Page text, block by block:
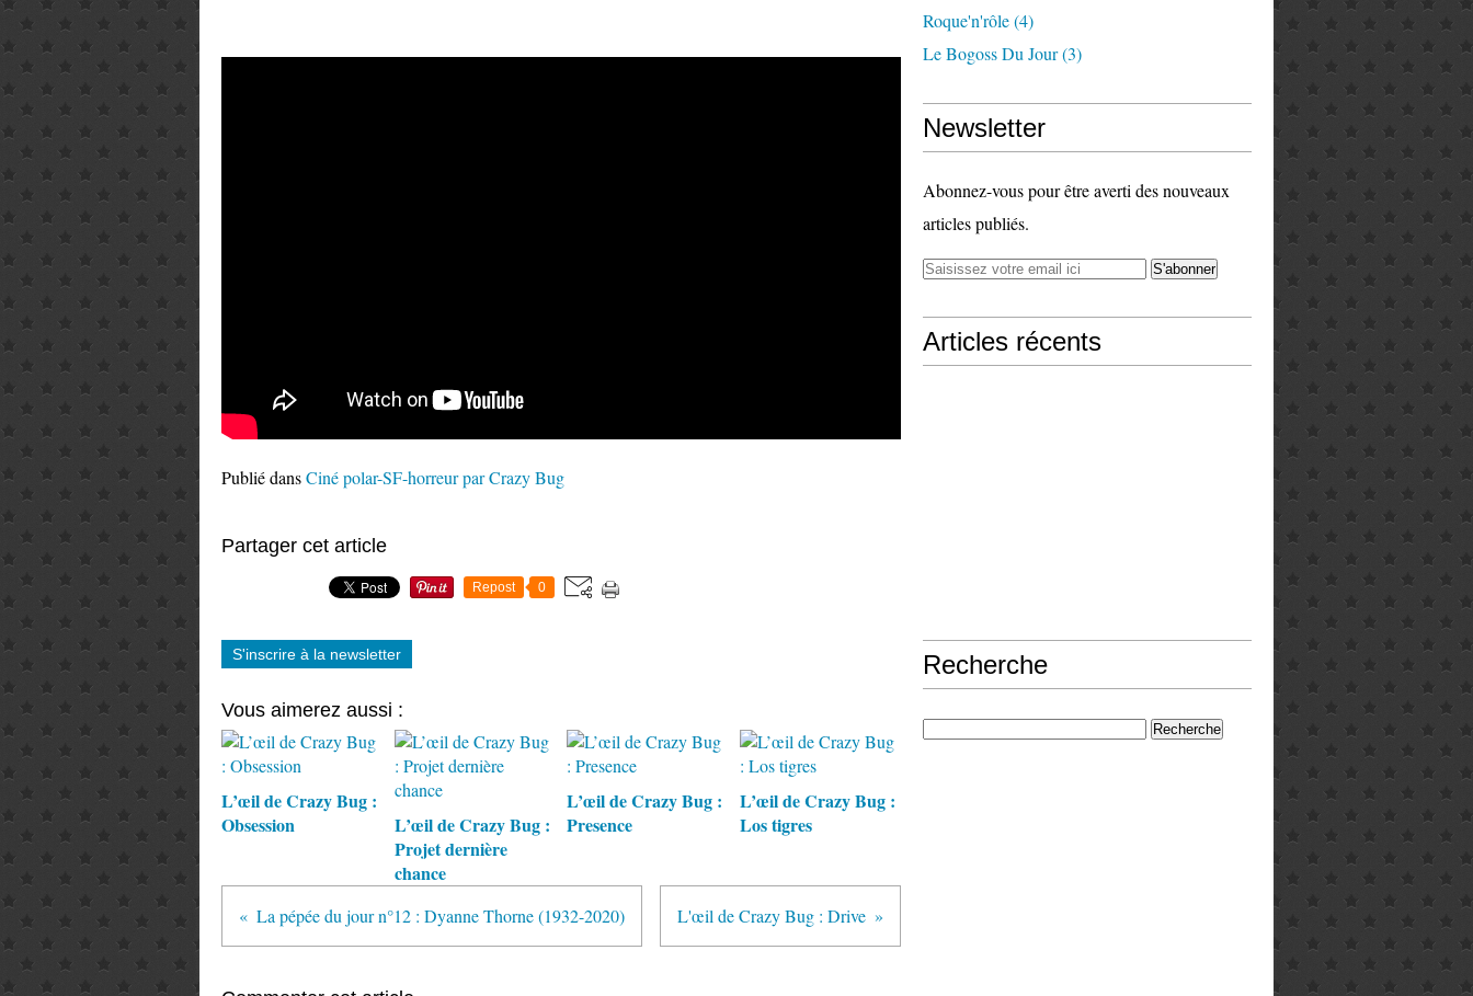
Publié dansCiné polar-SF-horreur par Crazy Bug
Partager cet article
Repost 0
S'inscrire à la newsletter
Vous aimerez aussi :
L’œil de Crazy Bug :
Obsession
L’œil de Crazy Bug :
Projet dernière
chance
L’œil de Crazy Bug :
Presence
L’œil de Crazy Bug :
Los tigres
La pépée du jour n°12 : Dyanne Thorne (1932-2020) L'œil de Crazy Bug : Drive
Roque'n'rôle(4)
Le Bogoss Du Jour(3)
Newsletter
Abonnez-vous pour être averti des nouveaux
articles publiés.
Articles récents
Recherche